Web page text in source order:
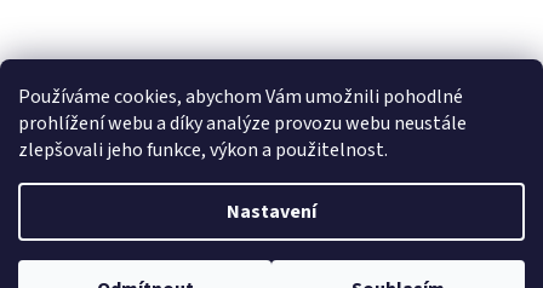
Používáme cookies, abychom Vám umožnili pohodlné
prohlížení webu a díky analýze provozu webu neustále
zlepšovali jeho funkce, výkon a použitelnost.
Nastavení
á
Copyright 2026E-shop Ze statku Dobříš. Všechna práva